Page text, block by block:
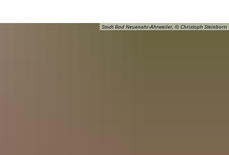
Stadt Bad Neuenahr-Ahrweiler, © Christoph Steinborn